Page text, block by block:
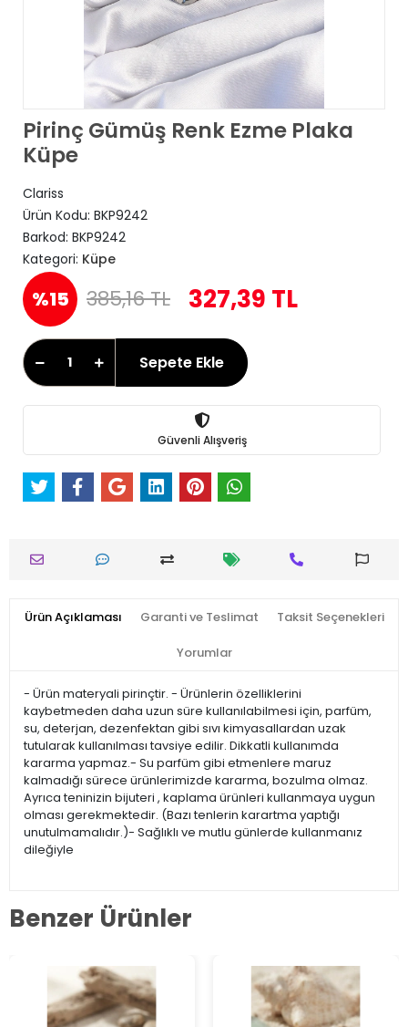
Pirinç Gümüş Renk Ezme Plaka
Küpe
Clariss
Ürün Kodu: BKP9242
Barkod: BKP9242
Kategori: Küpe
%15 385,16 TL 327,39 TL
Sepete Ekle
Güvenli Alışveriş
Ürün Açıklaması Garanti ve Teslimat Taksit Seçenekleri
Yorumlar
- Ürün materyali pirinçtir. - Ürünlerin özelliklerini
kaybetmeden daha uzun süre kullanılabilmesi için, parfüm,
su, deterjan, dezenfektan gibi sıvı kimyasallardan uzak
tutularak kullanılması tavsiye edilir. Dikkatli kullanımda
kararma yapmaz.- Su parfüm gibi etmenlere maruz
kalmadığı sürece ürünlerimizde kararma, bozulma olmaz.
Ayrıca teninizin bijuteri , kaplama ürünleri kullanmaya uygun
olması gerekmektedir. (Bazı tenlerin karartma yaptığı
unutulmamalıdır.)- Sağlıklı ve mutlu günlerde kullanmanız
dileğiyle
Benzer Ürünler